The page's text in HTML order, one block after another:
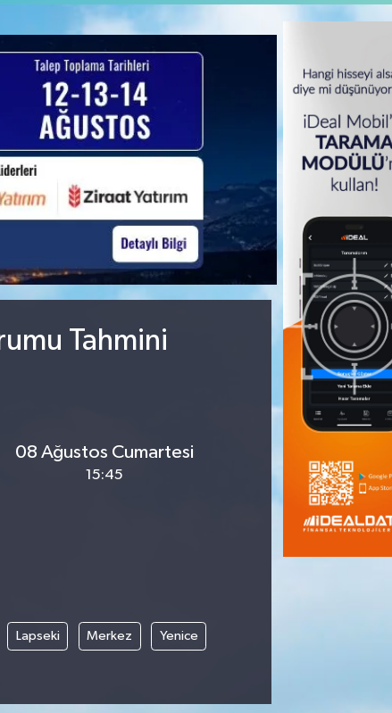
Tahmini
08 Ağustos Cumartesi
15:45
Lapseki Merkez Yenice